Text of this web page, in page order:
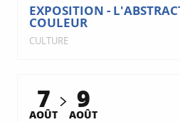
EXPOSITION -
COULEUR
CULTURE
7
AOÛT 9
AOÛT